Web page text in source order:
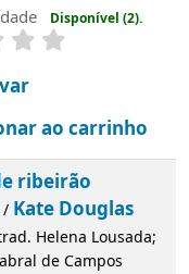
Disponível (2).
ao carrinho
ribeirão
/ Kate Douglas
Helena Lousada;
de Campos